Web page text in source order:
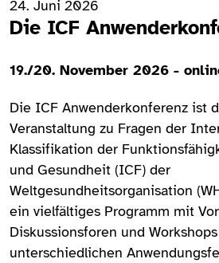
24. Juni 2026
Die ICF
19./20. November 2026 -
Die ICF Anwenderkonferenz ist
Veranstaltung zu Fragen der
Klassifikation der
und Gesundheit (ICF) der
Weltgesundheitsorganisation
ein vielfältiges Programm mit
Diskussionsforen und
unterschiedlichen